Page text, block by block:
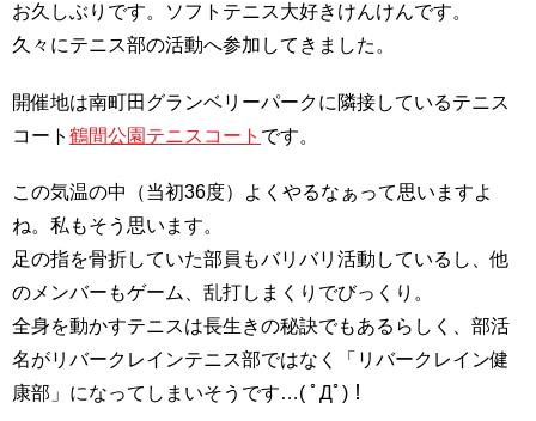
お久しぶりです。ソフトテニス大好きけんけんです。
久々にテニス部の活動へ参加してきました。
開催地は南町田グランベリーパークに隣接しているテニス
コート 鶴間公園テニスコート です。
この気温の中（当初36度）よくやるなぁって思いますよ
ね。私もそう思います。
足の指を骨折していた部員もバリバリ活動しているし、他
のメンバーもゲーム、乱打しまくりでびっくり。
全身を動かすテニスは長生きの秘訣でもあるらしく、部活
名がリバークレインテニス部ではなく「リバークレイン健
康部」になってしまいそうです…( ﾟДﾟ)！